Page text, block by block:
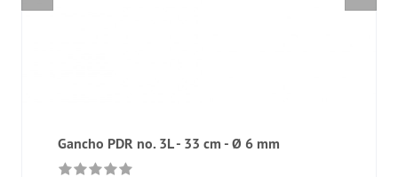
Gancho PDR no. 3L - 33 cm - Ø 6 mm